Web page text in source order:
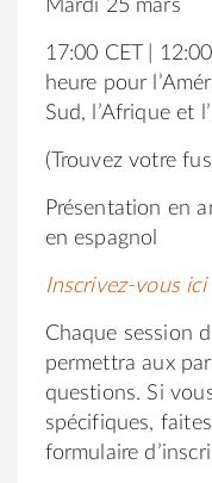
Mardi 25 mars
17:00 CET |
heure pour
Sud, l’Afrique et
(Trouvez votre
Présentation en
en espagnol
Inscrivez-vous ici
Chaque session
permettra aux
questions. Si
spécifiques,
formulaire